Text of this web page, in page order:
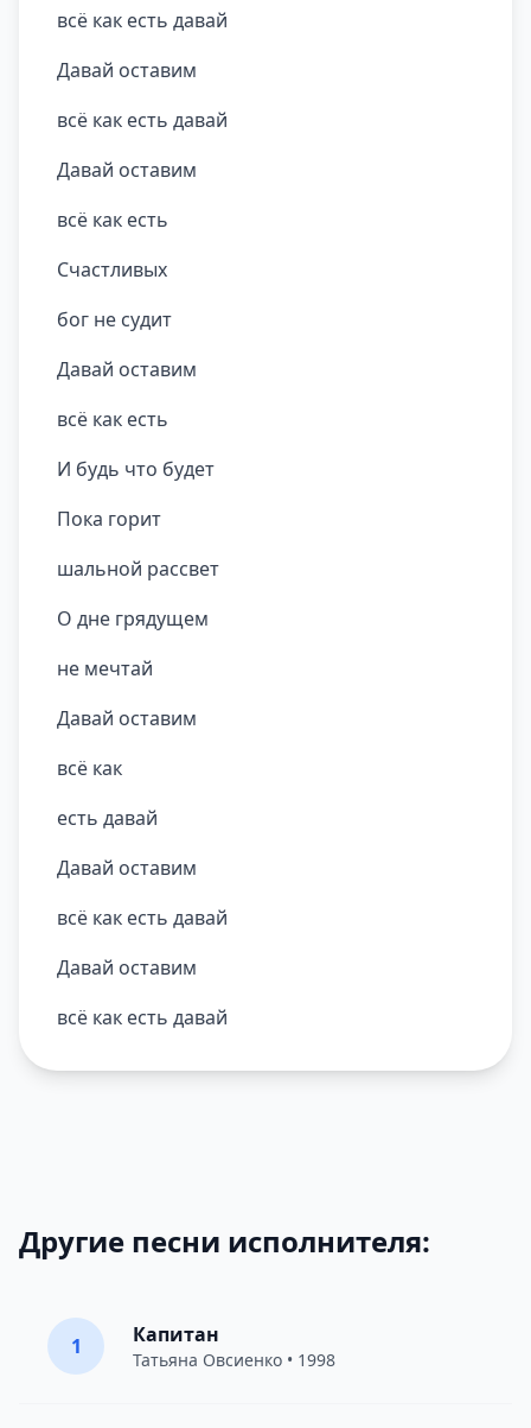
всё как есть давай
Давай оставим
всё как есть давай
Давай оставим
всё как есть
Счастливых
бог не судит
Давай оставим
всё как есть
И будь что будет
Пока горит
шальной рассвет
О дне грядущем
не мечтай
Давай оставим
всё как
есть давай
Давай оставим
всё как есть давай
Давай оставим
всё как есть давай
Другие песни исполнителя:
1 Капитан
Татьяна Овсиенко • 1998